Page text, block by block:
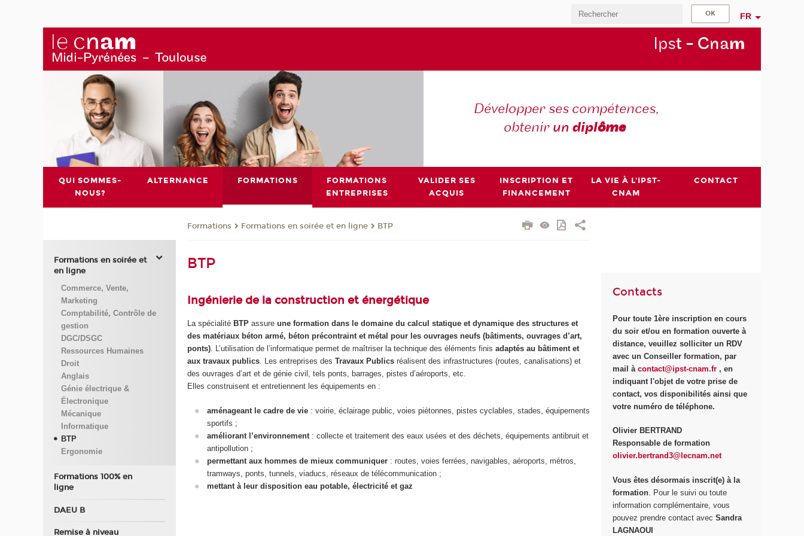
FR
Ipst - Cnam
Développer ses compétences,
obtenir undiplôme
QUI SOMMES-
NOUS?
ALTERNANCE FORMATIONS
FORMATIONS
ENTREPRISES
VALIDER SES
ACQUIS
INSCRIPTION ET
FINANCEMENT
LA VIE À L'IPST-
CNAM
CONTACT
Formations Formations en soirée et en ligne BTP
BTP
Ingénierie de la construction et énergétique
La spécialité BTP assureune formation dans le domaine du calcul statique et dynamique des structures et
des matériaux béton armé, béton précontraint et métal pour les ouvrages neufs (bâtiments, ouvrages d’art,
ponts). L’utilisation de l’informatique permet de maîtriser la technique des éléments finisadaptés au bâtiment et
aux travaux publics. Les entreprises desTravaux Publics réalisent des infrastructures (routes, canalisations) et
des ouvrages d’art et de génie civil, tels ponts, barrages, pistes d’aéroports, etc.
Elles construisent et entretiennent les équipements en :
aménageant le cadre de vie : voirie, éclairage public, voies piétonnes, pistes cyclables, stades, équipements
sportifs ;
améliorant l’environnement: collecte et traitement des eaux usées et des déchets, équipements antibruit et
antipollution ;
permettant aux hommes de mieux communiquer: routes, voies ferrées, navigables, aéroports, métros,
tramways, ponts, tunnels, viaducs, réseaux de télécommunication ;
mettant à leur disposition eau potable, électricité et gaz
Contacts
Pour toute 1ère inscription en cours
du soir et/ou en formation ouverte à
distance, veuillez solliciter un RDV
avec un Conseiller formation, par
mail àcontact@ipst-cnam.fr , en
indiquant l'objet de votre prise de
contact, vos disponibilités ainsi que
votre numéro de téléphone.
Olivier BERTRAND
Responsable de formation
olivier.bertrand3@lecnam.net
Vous êtes désormais inscrit(e) à la
formation . Pour le suivi ou toute
information complémentaire, vous
pouvez prendre contact avecSandra
LAGNAOUI
Formations en soirée et
en ligne
Commerce, Vente,
Marketing
Comptabilité, Contrôle de
gestion
DGC/DSGC
Ressources Humaines
Droit
Anglais
Génie électrique &
Électronique
Mécanique
Informatique
BTP
Ergonomie
Formations 100% en
ligne
DAEU B
Remise à niveau